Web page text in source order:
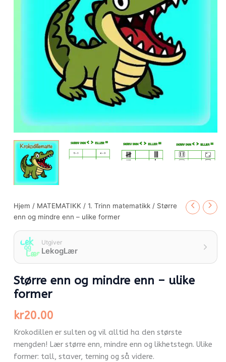
Hjem / MATEMATIKK /1. Trinn matematikk / Større
enn og mindre enn – ulike former
Utgiver
LekogLær
Større enn og mindre enn – ulike
former
kr20.00
Krokodillen er sulten og vil alltid ha den største
mengden! Lær større enn, mindre enn og likhetstegn. Ulike
former: tall, staver, terning og så videre.